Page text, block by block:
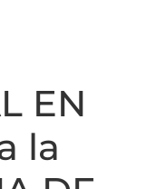
EN
la